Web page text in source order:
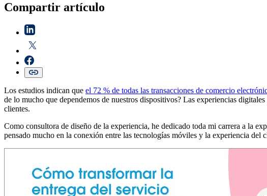
Compartir artículo
Los estudios indican que el 72 % de todas las transacciones de comercio
de lo mucho que dependemos de nuestros dispositivos? Las experiencias
clientes.
Como consultora de diseño de la experiencia, he dedicado toda mi carrera a la
pensado mucho en la conexión entre las tecnologías móviles y la experiencia del